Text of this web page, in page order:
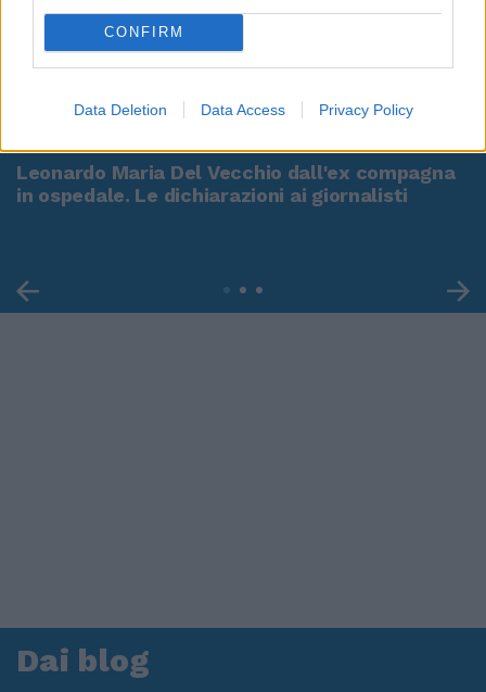
CONFIRM
Data Deletion Data Access Privacy Policy
00:00 01:16
Leonardo Maria Del Vecchio dall'ex compagna
in ospedale. Le dichiarazioni ai giornalisti
Dai blog